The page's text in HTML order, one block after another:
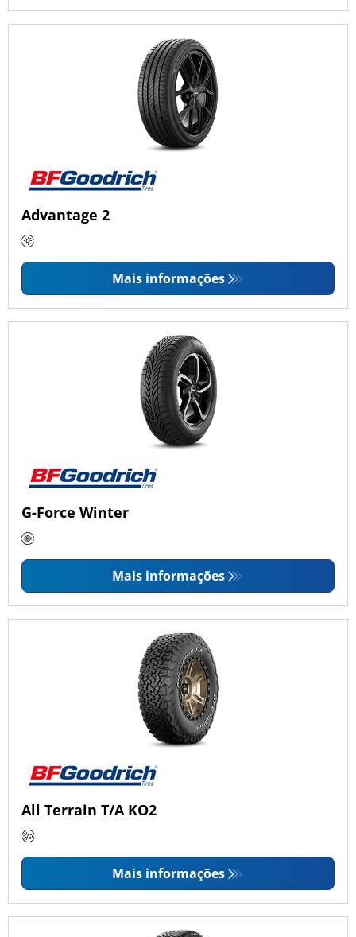
Advantage 2
Mais informações
G-Force Winter
Mais informações
All Terrain T/A KO2
Mais informações